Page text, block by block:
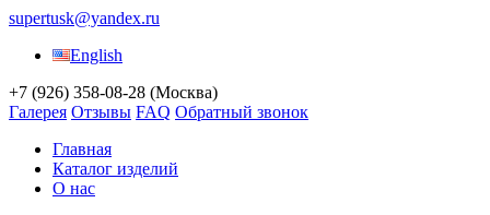
supertusk@yandex.ru
English
+7 (926) 358-08-28 (Москва)
Галерея Отзывы FAQ Обратный звонок
Главная
Каталог изделий
О нас